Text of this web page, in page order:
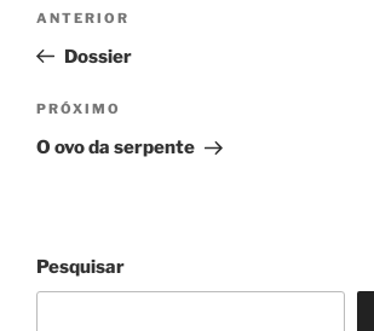
Post
Post
anterior
ANTERIOR
Dossier
Próximo
post
PRÓXIMO
O ovo da serpente
Pesquisar